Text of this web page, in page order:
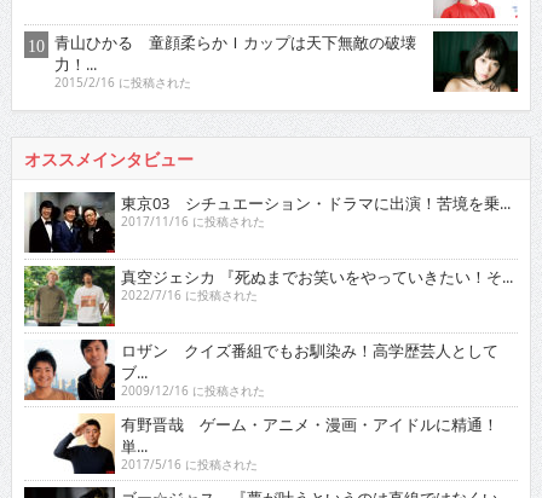
青山ひかる 童顔柔らかＩカップは天下無敵の破壊
力！...
2015/2/16 に投稿された
オススメインタビュー
東京03 シチュエーション・ドラマに出演！苦境を乗...
2017/11/16 に投稿された
真空ジェシカ 『死ぬまでお笑いをやっていきたい！そ...
2022/7/16 に投稿された
ロザン クイズ番組でもお馴染み！高学歴芸人として
ブ...
2009/12/16 に投稿された
有野晋哉 ゲーム・アニメ・漫画・アイドルに精通！
単...
2017/5/16 に投稿された